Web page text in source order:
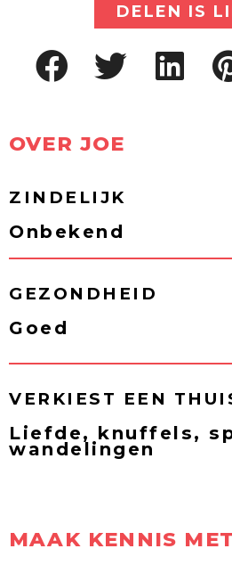
DELEN IS
OVER JOE
ZINDELIJK
Onbekend
GEZONDHEID
Goed
VERKIEST EEN
Liefde, knuffels,
wandelingen
MAAK KENNIS